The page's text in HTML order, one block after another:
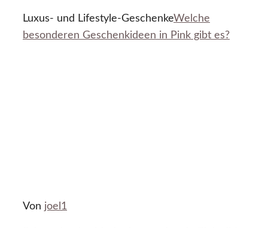
Luxus- und Lifestyle-GeschenkeWelche
besonderen Geschenkideen in Pink gibt es?
Von joel1